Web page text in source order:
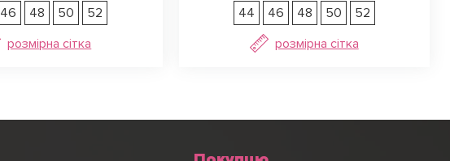
46 48 50
52
розмірна сітка
44
46 48 50
52
розмірна сітка